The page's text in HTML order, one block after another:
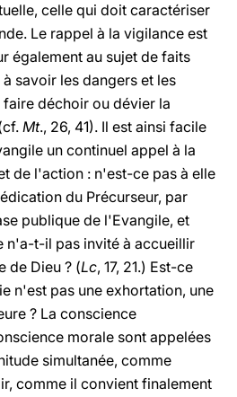
celle qui doit caractériser
Le rappel à la vigilance est
également au sujet de faits
savoir les dangers et les
déchoir ou dévier la
Mt., 26, 41). Il est ainsi facile
un continuel appel à la
de l'action : n'est-ce pas à elle
du Précurseur, par
publique de l'Evangile, et
n'a-t-il pas invité à accueillir
de Dieu ? (Lc, 17, 21.) Est-ce
n'est pas une exhortation, une
? La conscience
morale sont appelées
simultanée, comme
comme il convient finalement